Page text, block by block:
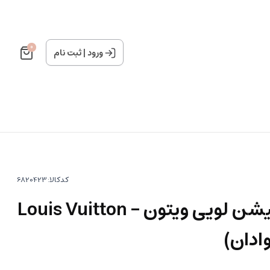
ورود|ثبت نام 0
کدکالا:
عطر گرمی ایمجینیشن لویی ویتون - Louis Vuitton